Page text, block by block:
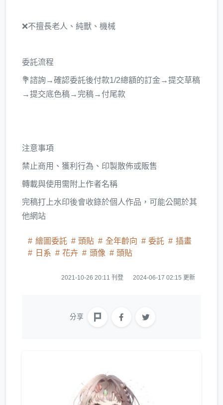
❌不擅長老人、純獸、機械
委託流程
💐諮詢→確認委託後付款1/2總額的訂金→提交草稿
→提交底色稿→完稿→付尾款
注意事項
禁止商用、獲利行為、印製散佈或販售
轉載與使用需附上作者名稱
完稿打上水印後會收錄於個人作品，可能公開於其
他網站
繪圖委託 頭貼 全年齡向 委託
插畫
日系
花卉 頭像 頭貼
2021-10-26 20:11 刊登 2024-06-17 02:15 更新
分享